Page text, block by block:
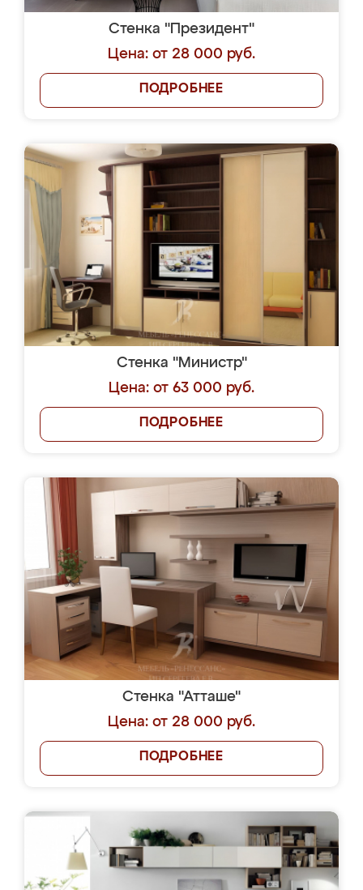
Стенка "Президент"
Цена: от 28 000 руб.
ПОДРОБНЕЕ
Стенка "Министр"
Цена: от 63 000 руб.
ПОДРОБНЕЕ
Стенка "Атташе"
Цена: от 28 000 руб.
ПОДРОБНЕЕ